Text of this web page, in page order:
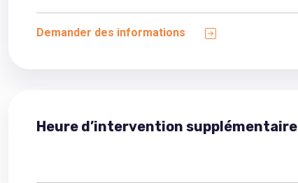
Demander des informations
Heure d’intervention supplémentaire